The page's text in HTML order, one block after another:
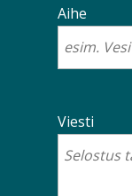
Aihe
Viesti